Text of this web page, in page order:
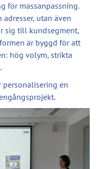
för massanpassning.
utan även
sig till kundsegment,
är byggd för att
hög volym, strikta
personalisering en